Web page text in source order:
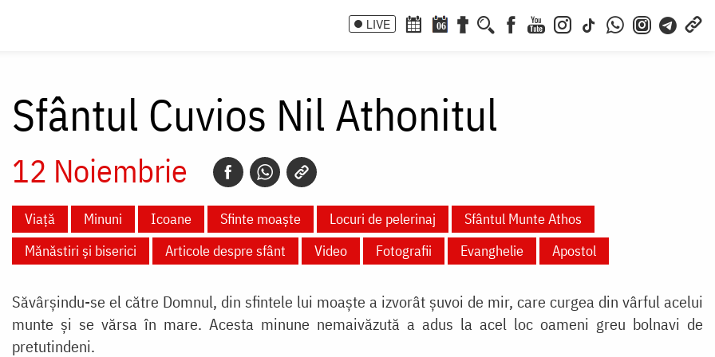
LIVE 06
Sfântul Cuvios Nil Athonitul
12 Noiembrie
Viață Minuni Icoane Sfinte moaște Locuri de pelerinaj
Sfântul Munte Athos
Mănăstiri și biserici
Articole despre sfânt Video Fotografii Evanghelie Apostol
Săvârșindu-se el către Domnul, din sfintele lui moaște a izvorât șuvoi de mir, care curgea din vârful acelui
munte și se vărsa în mare. Acesta minune nemaivăzută a adus la acel loc oameni greu bolnavi de
pretutindeni.